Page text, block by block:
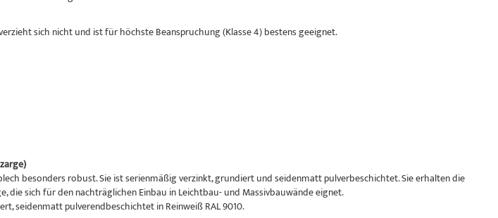
sich nicht und ist für höchste Beanspruchung (Klasse 4) bestens geeignet.
besonders robust. Sie ist serienmäßig verzinkt, grundiert und seidenmatt pulverbeschichtet. Sie erhalten die
die sich für den nachträglichen Einbau in Leichtbau- und Massivbauwände eignet.
seidenmatt pulverendbeschichtet in Reinweiß RAL 9010.